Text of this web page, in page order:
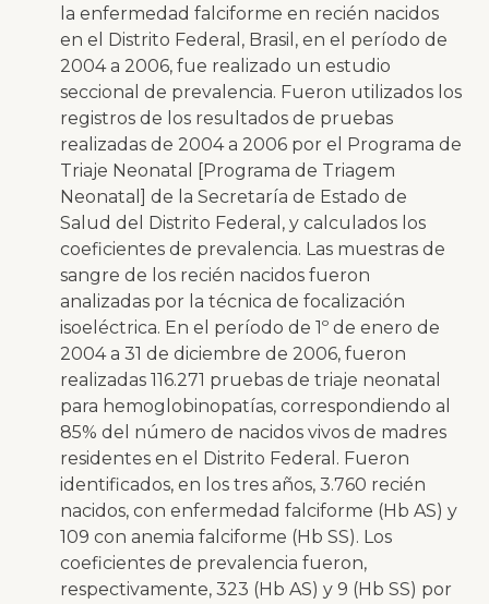
la enfermedad falciforme en recién nacidos
en el Distrito Federal, Brasil, en el período de
2004 a 2006, fue realizado un estudio
seccional de prevalencia. Fueron utilizados los
registros de los resultados de pruebas
realizadas de 2004 a 2006 por el Programa de
Triaje Neonatal [Programa de Triagem
Neonatal] de la Secretaría de Estado de
Salud del Distrito Federal, y calculados los
coeficientes de prevalencia. Las muestras de
sangre de los recién nacidos fueron
analizadas por la técnica de focalización
isoeléctrica. En el período de 1º de enero de
2004 a 31 de diciembre de 2006, fueron
realizadas 116.271 pruebas de triaje neonatal
para hemoglobinopatías, correspondiendo al
85% del número de nacidos vivos de madres
residentes en el Distrito Federal. Fueron
identificados, en los tres años, 3.760 recién
nacidos, con enfermedad falciforme (Hb AS) y
109 con anemia falciforme (Hb SS). Los
coeficientes de prevalencia fueron,
respectivamente, 323 (Hb AS) y 9 (Hb SS) por